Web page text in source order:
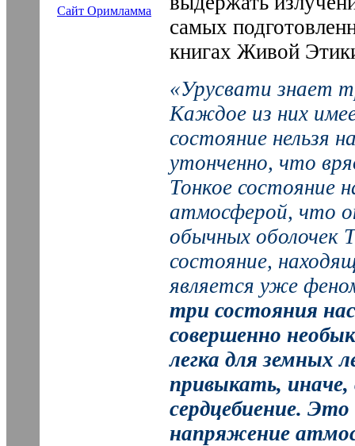
Сайт Оримламма
самых
книгах Живой
«Урусвати знает
Каждое из них
состояние нельзя
утонченно, что
Тонкое состояние
атмосферой, что
обычных оболочек
состояние,
является уже
три состояния
совершенно
легка для земных
привыкать, иначе,
сердцебиение.
напряжение